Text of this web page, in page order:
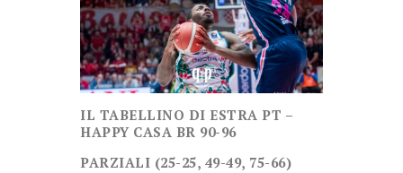
IL TABELLINO DI ESTRA PT –
HAPPY CASA BR 90-96
PARZIALI (25-25, 49-49, 75-66)